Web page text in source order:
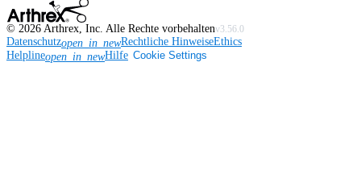
© 2026 Arthrex, Inc. Alle Rechte vorbehaltenv3.56.0
Datenschutzopen_in_newRechtliche HinweiseEthics
Helplineopen_in_newHilfe Cookie Settings